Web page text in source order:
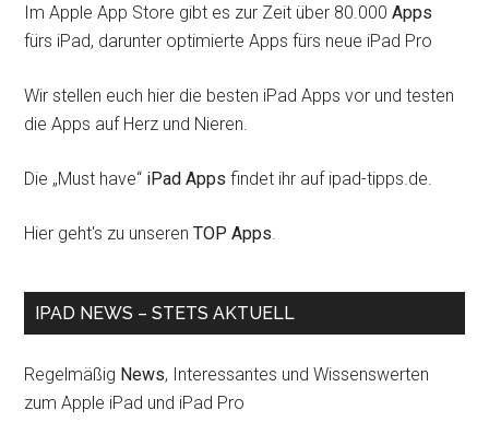
Im Apple App Store gibt es zur Zeit über 80.000Apps
fürs iPad, darunter optimierte Apps fürs neue iPad Pro
Wir stellen euch hier die besten iPad Apps vor und testen
die Apps auf Herz und Nieren.
Die „Must have“ iPad Apps findet ihr auf ipad-tipps.de.
Hier geht's zu unserenTOP Apps
IPAD NEWS – STETS AKTUELL
Regelmäßig News, Interessantes und Wissenswerten
zum Apple iPad und iPad Pro